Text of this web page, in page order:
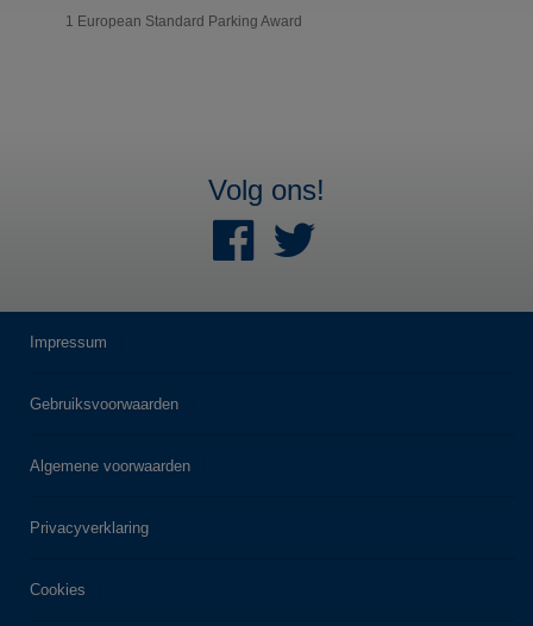
1 European Standard Parking Award
Volg ons!
Impressum
Gebruiksvoorwaarden
Algemene voorwaarden
Privacyverklaring
Cookies